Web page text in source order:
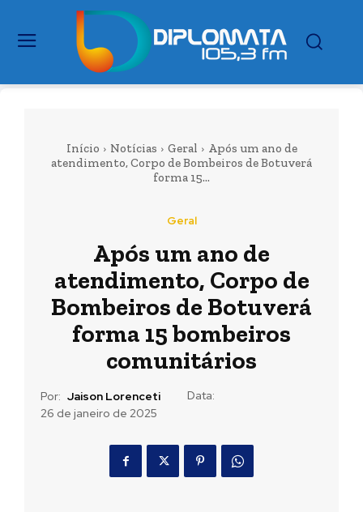
Início Notícias Geral
Após um ano de
atendimento, Corpo de Bombeiros de Botuverá
forma 15...
Geral
Após um ano de
atendimento, Corpo de
Bombeiros de Botuverá
forma 15 bombeiros
comunitários
Por: Jaison Lorenceti
Data:
26 de janeiro de 2025